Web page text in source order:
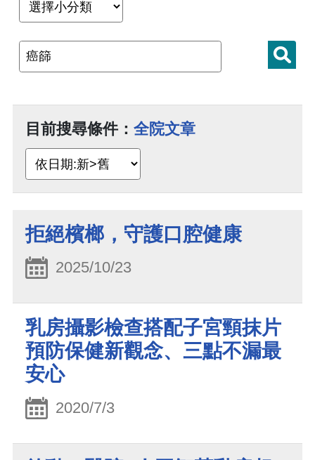
目前搜尋條件： 全院文章
拒絕檳榔，守護口腔健康
2025/10/23
乳房攝影檢查搭配子宮頸抹片
預防保健新觀念、三點不漏最
安心
2020/7/3